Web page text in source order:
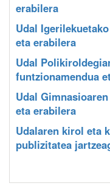
erabilera
Udal
eta erabilera
Udal
funtzionamendua
Udal
eta erabilera
Udalaren kirol eta
publizitatea